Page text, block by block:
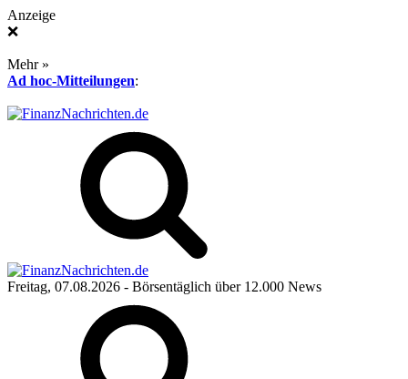
Anzeige
❌
Mehr »
Ad hoc-Mitteilungen:
Freitag, 07.08.2026 - Börsentäglich über 12.000 News